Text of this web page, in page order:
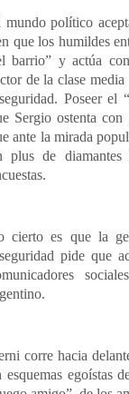
mundo político
que los humildes
barrio” y actúa
de la clase
Poseer el
Sergio ostenta con
ante la mirada
plus de diamantes
cierto es que la
pide que
corre hacia
esquemas egoístas